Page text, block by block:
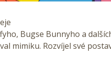
Bugse Bunnyho a
mimiku. Rozvíjel své